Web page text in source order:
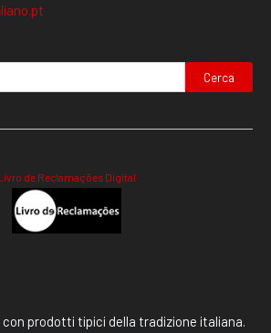
Cerca
de Reclamações Digital
con prodotti tipici della tradizione italiana.